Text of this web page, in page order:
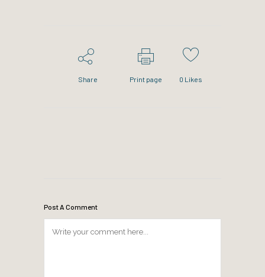
Share Print page 0 Likes
Post A Comment